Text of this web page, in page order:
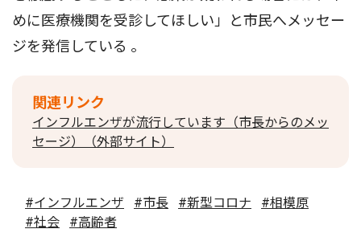
めに医療機関を受診してほしい」と市民へメッセー
ジを発信している 。
関連リンク
インフルエンザが流行しています（市長からのメッ
セージ）（外部サイト）
#インフルエンザ #市長 #新型コロナ
#相模原
#社会
#高齢者